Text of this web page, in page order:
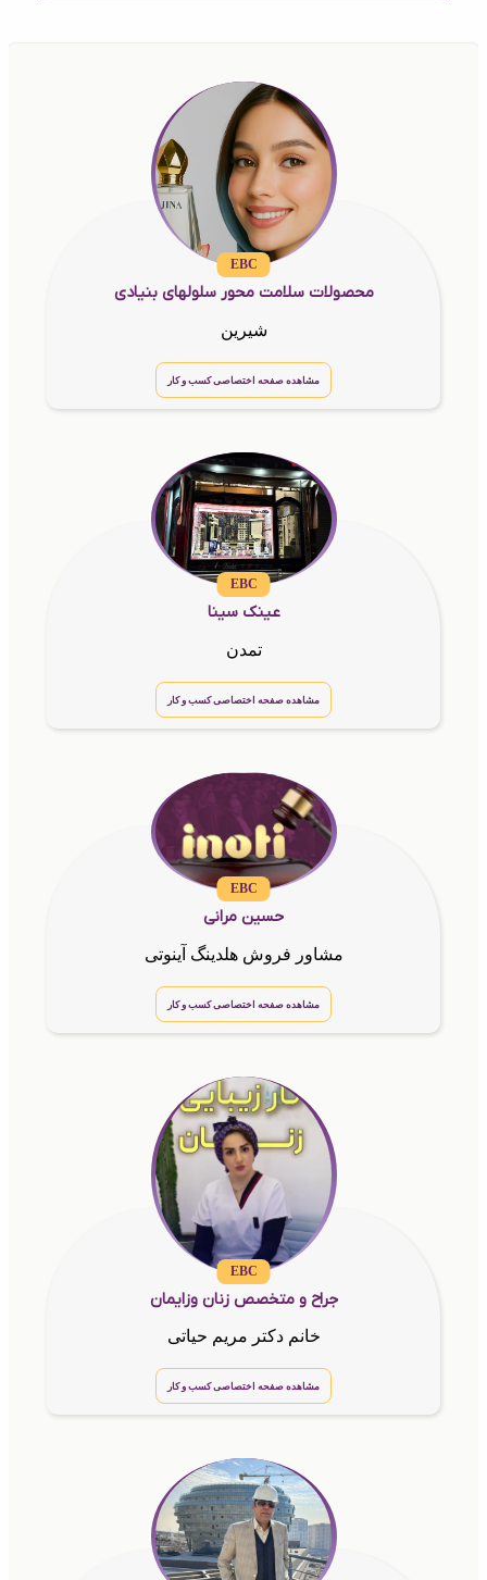
EBC
محصولات سلامت محور سلولهای بنیادی
شیرین
مشاهده صفحه اختصاصی کسب و کار
EBC
عینک سینا
تمدن
مشاهده صفحه اختصاصی کسب و کار
EBC
حسین مرانی
مشاور فروش هلدینگ آینوتی
مشاهده صفحه اختصاصی کسب و کار
EBC
جراح و متخصص زنان وزایمان
خانم دکتر مریم حیاتی
مشاهده صفحه اختصاصی کسب و کار